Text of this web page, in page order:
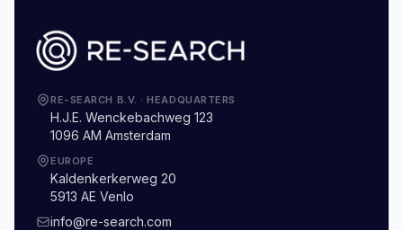
RE-SEARCH B.V. ·HEADQUARTERS
H.J.E. Wenckebachweg 123
1096 AM Amsterdam
EUROPE
Kaldenkerkerweg 20
5913 AE Venlo
info@re-search.com